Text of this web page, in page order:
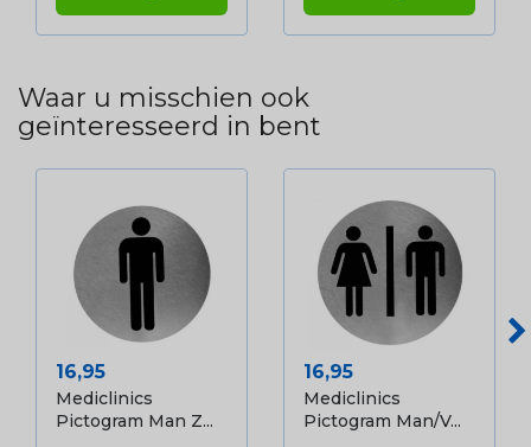
Waar u misschien ook
geïnteresseerd in bent
Prijs
16,95
Mediclinics
Pictogram Man Z...
Prijs
16,95
Mediclinics
Pictogram Man/v...